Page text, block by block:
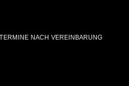
TERMINE NACH VEREINBARUNG